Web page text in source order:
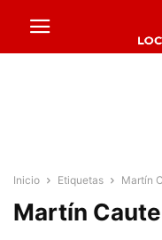
Inicio Etiquetas Martín
Martín